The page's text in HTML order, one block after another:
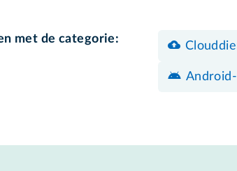
met de categorie: